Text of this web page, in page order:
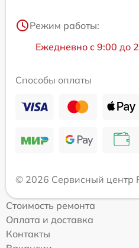
Режим работы:
Ежедневно с 9:00 до
Способы оплаты
© 2026 Сервисный центр
Стоимость ремонта
Оплата и доставка
Контакты